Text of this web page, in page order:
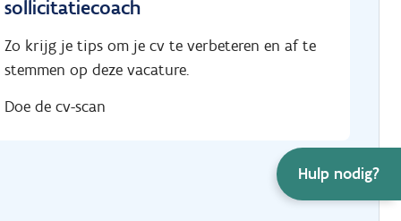
Hulp nodig?
sollicitatiecoach
Zo krijg je tips om je cv te verbeteren en af te
stemmen op deze vacature.
Doe de cv-scan